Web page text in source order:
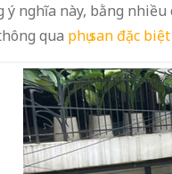
ý nghĩa này, bằng
qua phụ san đặc biệt